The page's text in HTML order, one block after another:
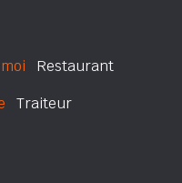
Restaurant
Traiteur